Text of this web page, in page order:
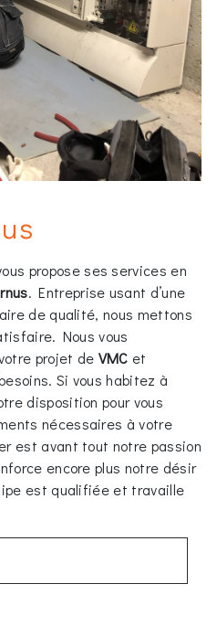
propose ses services en
. Entreprise usant d’une
de qualité, nous mettons
Nous vous
projet de VMC et
Si vous habitez à
disposition pour vous
nécessaires à votre
est avant tout notre passion
encore plus notre désir
est qualifiée et travaille